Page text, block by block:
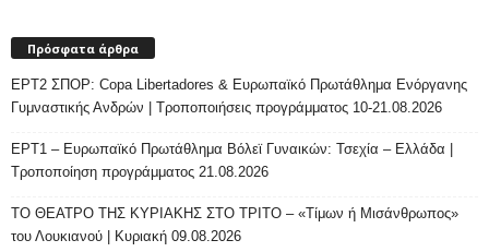
Πρόσφατα άρθρα
ΕΡΤ2 ΣΠΟΡ: Copa Libertadores & Ευρωπαϊκό Πρωτάθλημα Ενόργανης
Γυμναστικής Ανδρών | Τροποποιήσεις προγράμματος 10-21.08.2026
ΕΡΤ1 – Ευρωπαϊκό Πρωτάθλημα Βόλεϊ Γυναικών: Τσεχία – Ελλάδα |
Τροποποίηση προγράμματος 21.08.2026
ΤΟ ΘΕΑΤΡΟ ΤΗΣ ΚΥΡΙΑΚΗΣ ΣΤΟ ΤΡΙΤΟ – «Τίμων ή Μισάνθρωπος»
του Λουκιανού | Κυριακή 09.08.2026